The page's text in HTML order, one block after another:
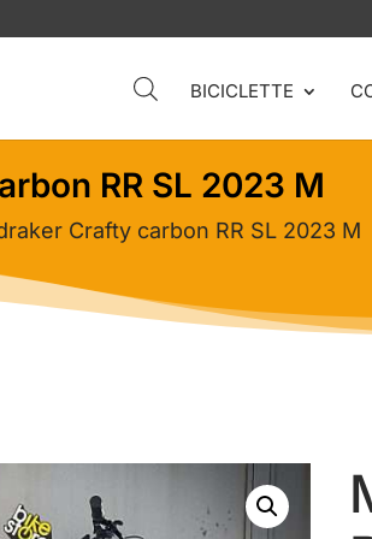
BICICLETTE
RR SL 2023 M
Crafty carbon RR SL 2023 M